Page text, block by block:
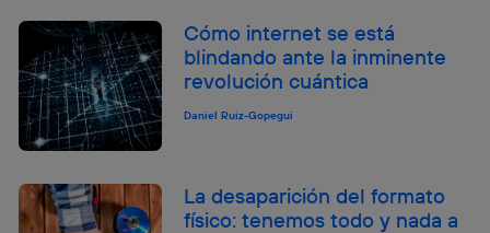
Cómo internet se está
blindando ante la inminente
revolución cuántica
Daniel Ruiz-Gopegui
La desaparición del formato
físico: tenemos todo y nada a